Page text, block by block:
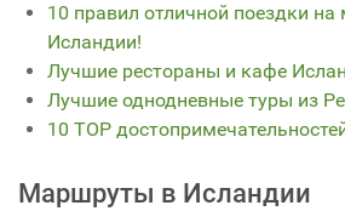
10 правил отличной поездки
Исландии!
Лучшие рестораны и кафе
Лучшие однодневные туры из
10 TOP
Маршруты в Исландии